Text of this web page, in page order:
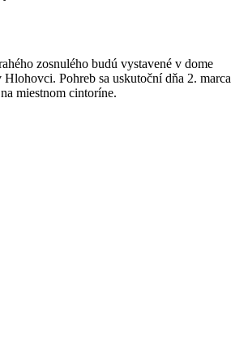
zosnulého budú vystavené v dome
Pohreb sa uskutoční dňa 2. marca
miestnom cintoríne.